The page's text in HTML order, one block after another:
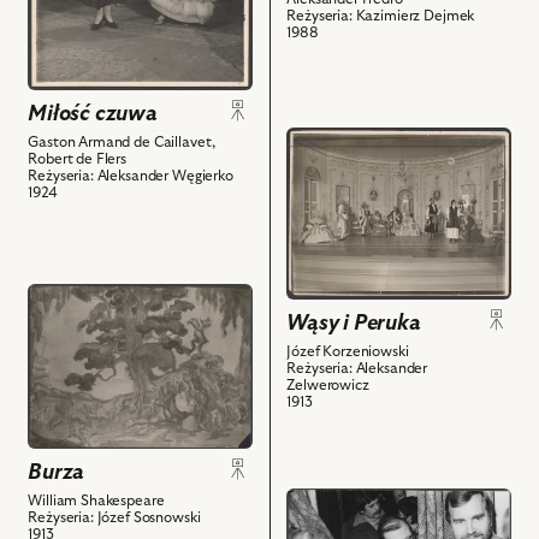
Maria
Malicka,
Ludwika
-
Justyna
Czartorzyska,
i
obiektów
Miłość czuwa
Gaston Armand de Caillavet,
Robert de Flers
Reżyseria: Aleksander Węgierko
1924
-
Papkin,
Cześnik,
Bogdan
Baer
-
Dyndalski
powiązanych
z
nim
obiektów
Reżyseria: Kazimierz Dejmek
1988
przejdź
do
obiektu
Wąsy
Peruka,
Na
zdjęciu:
Starościna
Niepołomska
-
Wojnicki
Wąsy i Peruka
Józef Korzeniowski
Reżyseria: Aleksander
Zelwerowicz
1913
przejdź
do
obiektu
Burza,
Na
zdjęciu:
scenografia
i
powiązanych
z
Burza
William Shakespeare
Reżyseria: Józef Sosnowski
1913
przejdź
do